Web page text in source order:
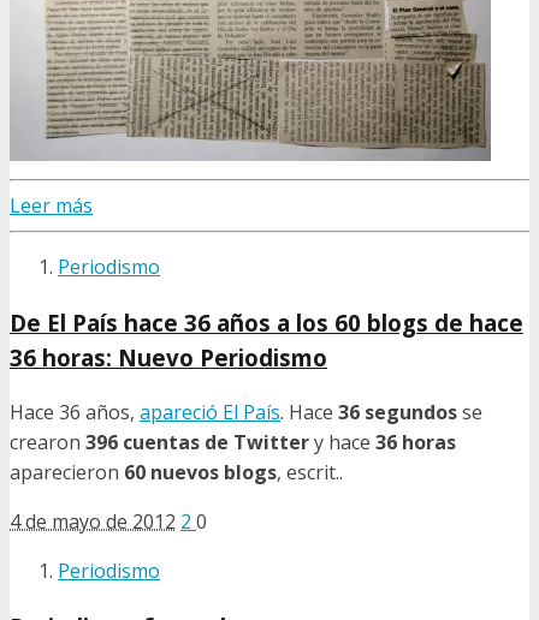
Leer más
Periodismo
De El País hace 36 años a los 60 blogs de hace
36 horas: Nuevo Periodismo
Hace 36 años, apareció El País. Hace 36 segundosse
crearon 396 cuentas de Twittery hace 36 horas
aparecieron 60 nuevos blogs, escrit..
4 de mayo de 2012 2 0
Periodismo